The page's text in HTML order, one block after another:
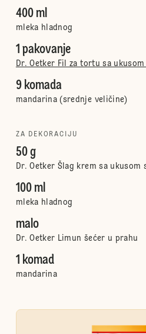
400 ml
mleka hladnog
1 pakovanje
Dr. Oetker Fil za tortu sa
9 komada
mandarina (srednje veličine)
ZA DEKORACIJU
50 g
Dr. Oetker Šlag krem sa ukusom
100 ml
mleka hladnog
malo
Dr. Oetker Limun šećer u prahu
1 komad
mandarina